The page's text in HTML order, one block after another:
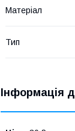
Матеріал
Тип
Інформація